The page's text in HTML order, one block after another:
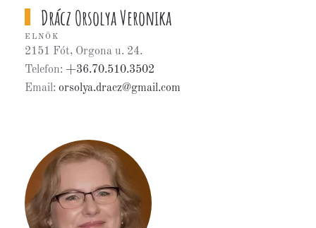
Drácz Orsolya Veronika
ELNÖK
2151 Fót, Orgona u. 24.
Telefon: +36.70.510.3502
Email: orsolya.dracz@gmail.com